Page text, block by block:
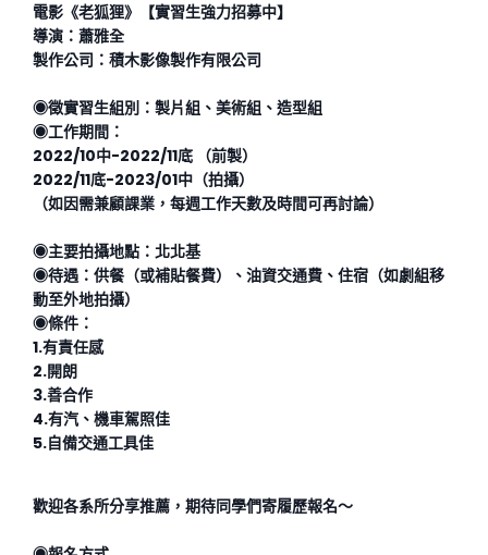
電影《老狐狸》【實習生強力招募中】
導演：蕭雅全
製作公司：積木影像製作有限公司
◉徵實習生組別：製片組、美術組、造型組
◉工作期間：
2022/10中-2022/11底 （前製）
2022/11底-2023/01中（拍攝）
（如因需兼顧課業，每週工作天數及時間可再討論）
◉主要拍攝地點：北北基
◉待遇：供餐（或補貼餐費）、油資交通費、住宿（如劇組移
動至外地拍攝）
◉條件：
1.有責任感
2.開朗
3.善合作
4.有汽、機車駕照佳
5.自備交通工具佳
歡迎各系所分享推薦，期待同學們寄履歷報名～